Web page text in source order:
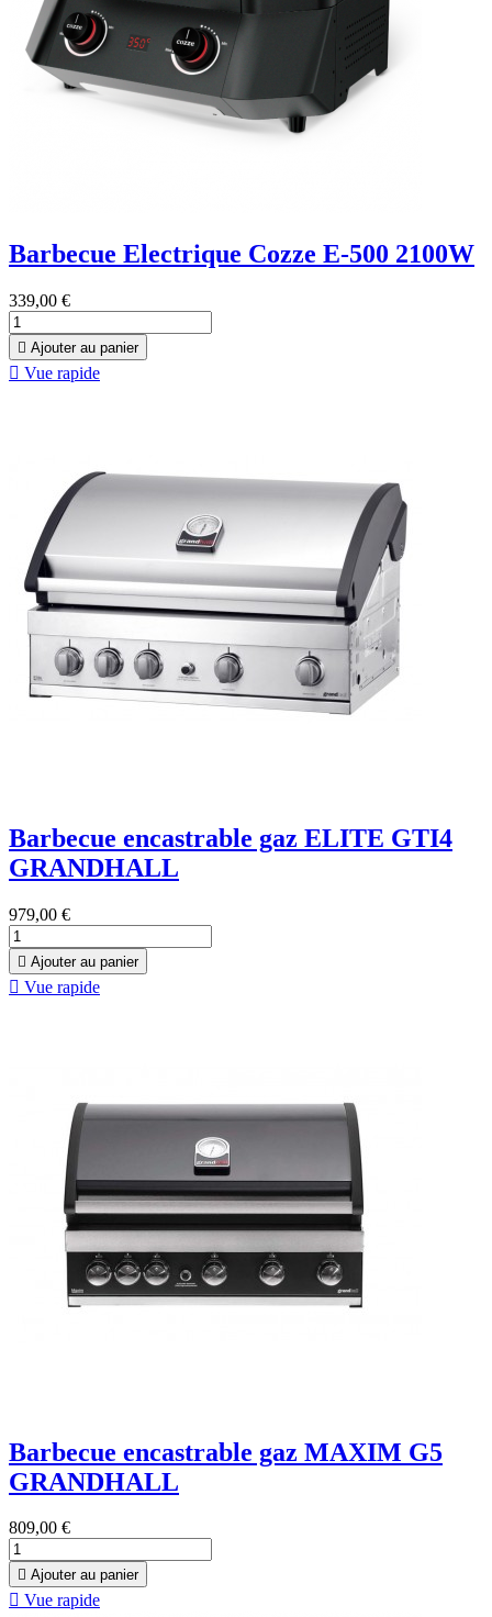
Barbecue Electrique Cozze E-500 2100W
339,00 €
 Ajouter au panier
 Vue rapide
Barbecue encastrable gaz ELITE GTI4
GRANDHALL
979,00 €
 Ajouter au panier
 Vue rapide
Barbecue encastrable gaz MAXIM G5
GRANDHALL
809,00 €
 Ajouter au panier
 Vue rapide